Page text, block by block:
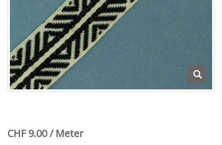
CHF 9.00 / Meter